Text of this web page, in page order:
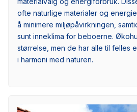
ofte naturlige materialer og
å minimere miljøpåvirkningen,
sunt inneklima for beboerne.
størrelse, men de har alle til felles
i harmoni med naturen.